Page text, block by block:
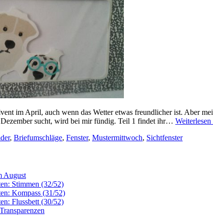
im April, auch wenn das Wetter etwas freundlicher ist. Aber
sucht, wird bei mir fündig. Teil 1 findet ihr… Weiterlesen
, Briefumschläge, Fenster, Mustermittwoch, Sichtfenster
August
Stimmen (32/52)
Kompass (31/52)
Flussbett (30/52)